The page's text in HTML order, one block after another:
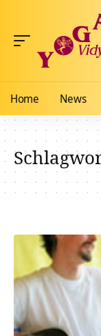
Home News